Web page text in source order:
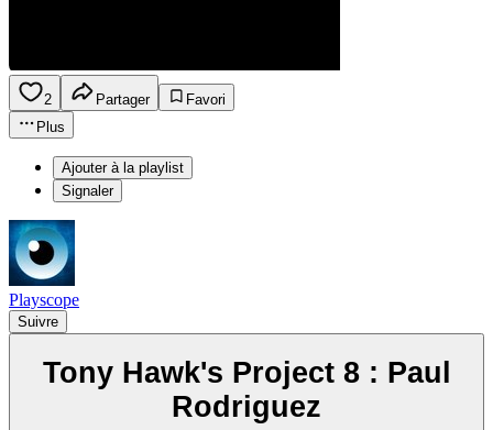
2 Partager
Favori
Plus
Ajouter à la playlist
Signaler
Playscope
Suivre
Tony Hawk's Project 8 : Paul
Rodriguez